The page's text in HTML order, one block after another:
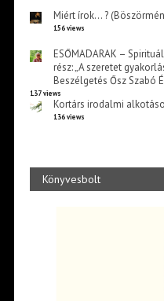
Miért írok… ?
156 views
ESŐMADARAK –
rész: „A szeretet
Beszélgetés Ősz Szabó
137 views
Kortárs irodalmi
136 views
Könyvesbolt